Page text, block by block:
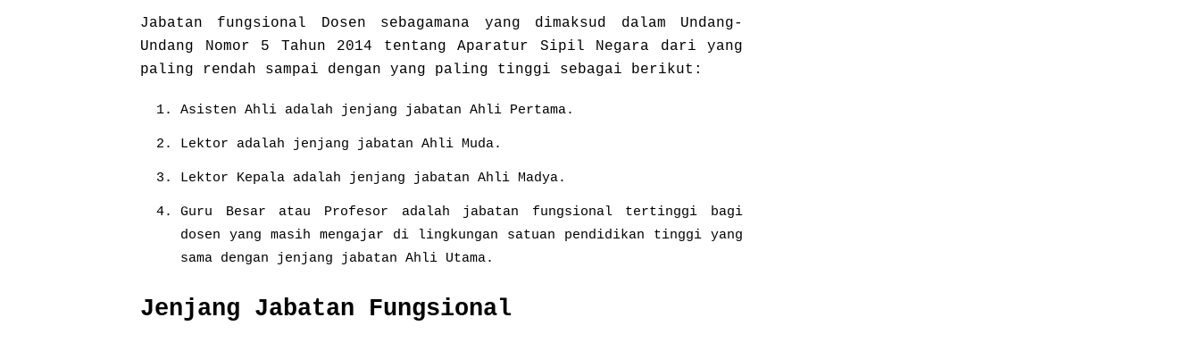
Jabatan fungsional Dosen sebagamana yang dimaksud dalam Undang-
Undang Nomor 5 Tahun 2014 tentang Aparatur Sipil Negara dari yang
paling rendah sampai dengan yang paling tinggi sebagai berikut:
Asisten Ahli adalah jenjang jabatan Ahli Pertama.
Lektor adalah jenjang jabatan Ahli Muda.
Lektor Kepala adalah jenjang jabatan Ahli Madya.
Guru Besar atau Profesor adalah jabatan fungsional tertinggi bagi
dosen yang masih mengajar di lingkungan satuan pendidikan tinggi yang
sama dengan jenjang jabatan Ahli Utama.
Jenjang Jabatan Fungsional